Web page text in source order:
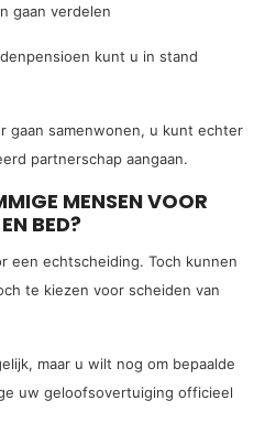
gaan verdelen
kunt u in stand
gaan samenwonen, u kunt echter
partnerschap aangaan.
MENSEN VOOR
BED?
een echtscheiding. Toch kunnen
te kiezen voor scheiden van
maar u wilt nog om bepaalde
uw geloofsovertuiging officieel